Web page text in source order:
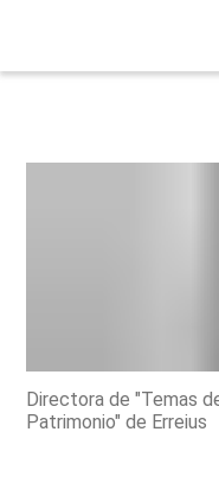
Directora de "Temas
Patrimonio" de Erreius